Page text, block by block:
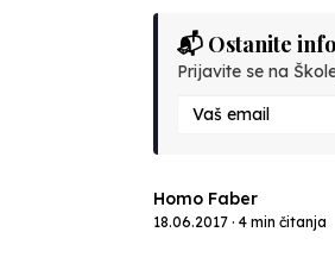
📬 Ostanite
Prijavite se na
Homo Faber
18.06.2017 · 4 min čitanja